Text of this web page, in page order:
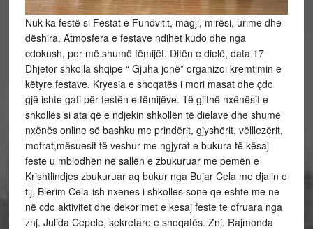
Nuk ka festë si Festat e Fundvitit, magji, mirësi, urime dhe
dëshira. Atmosfera e festave ndihet kudo dhe nga
cdokush, por më shumë fëmijët. Ditën e dielë, data 17
Dhjetor shkolla shqipe “ Gjuha jonë” organizoi kremtimin e
këtyre festave. Kryesia e shoqatës i mori masat dhe çdo
gjë ishte gati për festën e fëmijëve. Të gjithë nxënësit e
shkollës si ata që e ndjekin shkollën të dielave dhe shumë
nxënës online së bashku me prindërit, gjyshërit, vëlllezërit,
motrat,mësuesit të veshur me ngjyrat e bukura të kësaj
feste u mblodhën në sallën e zbukuruar me pemën e
Krishtlindjes zbukuruar aq bukur nga Bujar Cela me djalin e
tij, Blerim Cela-ish nxenes i shkolles sone qe eshte me ne
në cdo aktivitet dhe dekorimet e kesaj feste te ofruara nga
znj. Julida Cepele, sekretare e shoqatës. Znj. Rajmonda